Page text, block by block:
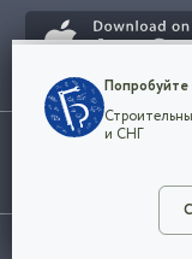
Использование сайта,
марки представленные
Мы используем
наш сайт
Политикой
и принимаете
и СНГ